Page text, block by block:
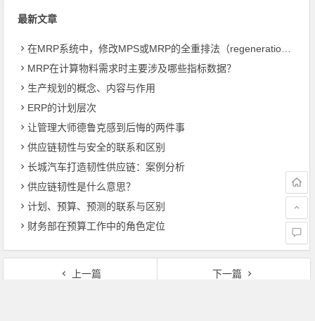
最新文章
在MRP系统中，修改MPS或MRP的全重排法（regeneration）和净改变法？
MRP在计算物料需求时主要涉及哪些指标数据？
生产规划的概念、内容与作用
ERP的计划层次
让管理大师德鲁克感到后悔的两件事
供应链韧性与安全的联系和区别
长城汽车打造韧性供应链：案例分析
供应链韧性是什么意思？
计划、预算、预测的联系与区别
财务部在预算工作中的角色定位
上一篇
下一篇